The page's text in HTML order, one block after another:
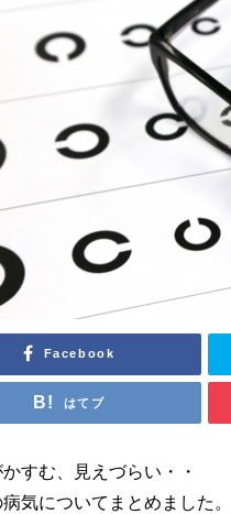
Facebook
はてブ
かすむ、見えづらい・・
病気についてまとめました。